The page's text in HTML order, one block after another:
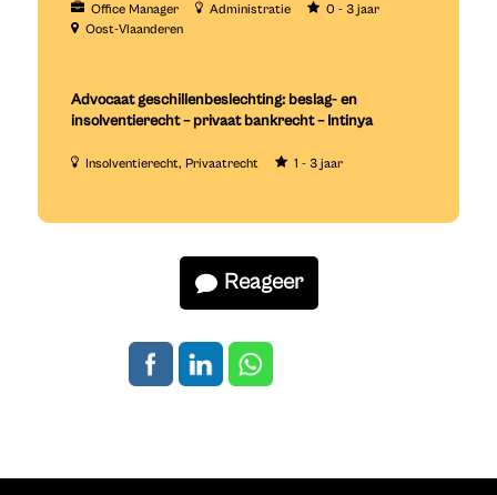
Office Manager Administratie
0 - 3 jaar
Oost-Vlaanderen
Advocaat geschillenbeslechting: beslag- en
insolventierecht – privaat bankrecht – Intinya
Insolventierecht Privaatrecht 1 - 3 jaar
Reageer